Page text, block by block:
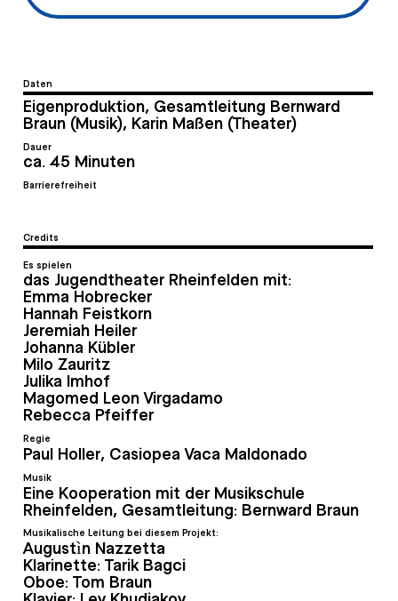
Daten
Eigenproduktion, Gesamtleitung Bernward
Braun (Musik), Karin Maßen (Theater)
Dauer
ca. 45 Minuten
Barrierefreiheit
Credits
Es spielen
das Jugendtheater Rheinfelden mit:
Emma Hobrecker
Hannah Feistkorn
Jeremiah Heiler
Johanna Kübler
Milo Zauritz
Julika Imhof
Magomed Leon Virgadamo
Rebecca Pfeiffer
Regie
Paul Holler, Casiopea Vaca Maldonado
Musik
Eine Kooperation mit der Musikschule
Rheinfelden, Gesamtleitung: Bernward Braun
Musikalische Leitung bei diesem Projekt:
Augustìn Nazzetta
Klarinette: Tarik Bagci
Oboe: Tom Braun